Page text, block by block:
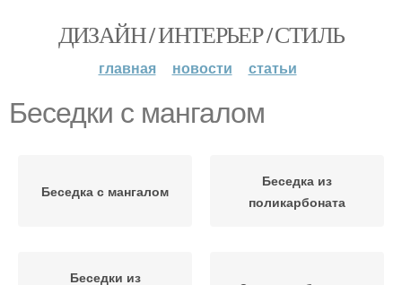
ДИЗАЙН / ИНТЕРЬЕР / СТИЛЬ
главная новости статьи
Беседки с мангалом
Беседка с мангалом
Беседка из
поликарбоната
Беседки из